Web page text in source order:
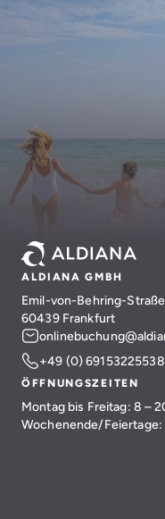
ALDIANA GMBH
Emil-von-Behring-
60439 Frankfurt
+49 (0) 69153225538
ÖFFNUNGSZEITEN
Montag bis Freitag: 8 –
Wochenende/Feiertage: